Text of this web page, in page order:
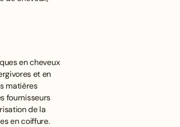
en cheveux
et en
matières
fournisseurs
de la
en coiffure.